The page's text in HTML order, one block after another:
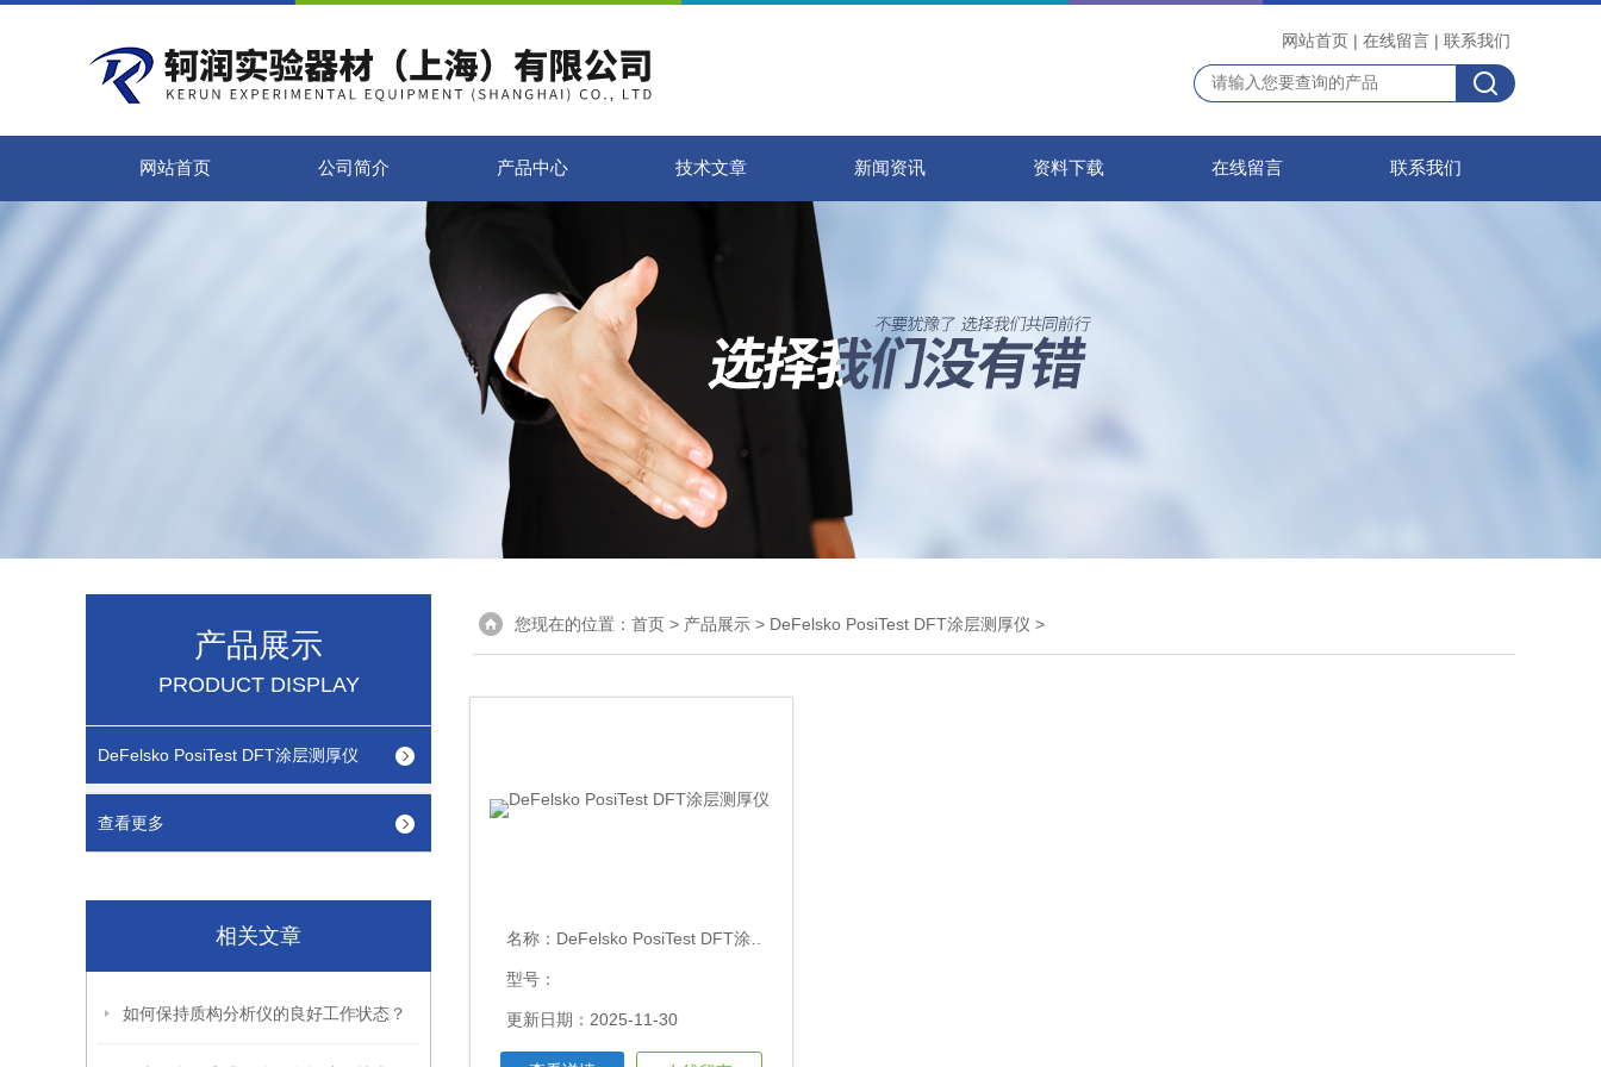
网站首页 | 在线留言 | 联系我们
网站首页 公司简介 产品中心 技术文章 新闻资讯 资料下载 在线留言 联系我们
产品展示
PRODUCT DISPLAY
DeFelsko PosiTest DFT涂层测厚仪
查看更多
相关文章
如何保持质构分析仪的良好工作状态？
您现在的位置： 首页 > 产品展示 > DeFelsko PosiTest DFT涂层测厚仪 >
名称： DeFelsko PosiTest DFT涂层测厚仪
型号：
更新日期：2025-11-30